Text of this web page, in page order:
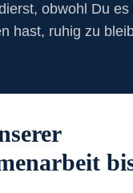
obwohl Du es
hast, ruhig zu